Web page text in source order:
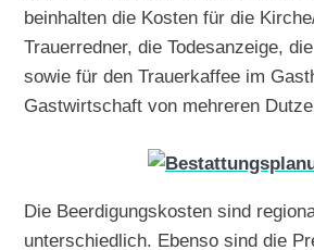
beinhalten die Kosten für die
Trauerredner, die Todesanzeige,
sowie für den Trauerkaffee im
Gastwirtschaft von mehreren
Die Beerdigungskosten sind
unterschiedlich. Ebenso sind die